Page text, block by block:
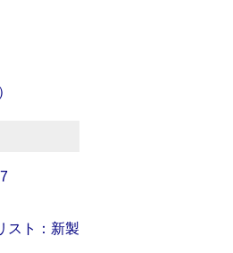
スト：新製